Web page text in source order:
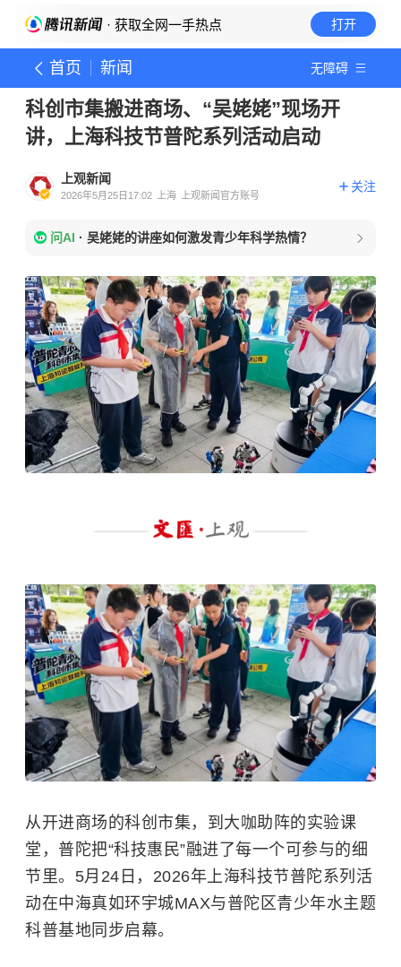
· 获取全网一手热点 打开
首页 新闻 无障碍
科创市集搬进商场、“吴姥姥”现场开
讲，上海科技节普陀系列活动启动
上观新闻
2026年5月25日17:02 上海 上观新闻官方账号
关注
问AI · 吴姥姥的讲座如何激发青少年科学热情？
从开进商场的科创市集，到大咖助阵的实验课
堂，普陀把“科技惠民”融进了每一个可参与的细
节里。5月24日，2026年上海科技节普陀系列活
动在中海真如环宇城MAX与普陀区青少年水主题
科普基地同步启幕。